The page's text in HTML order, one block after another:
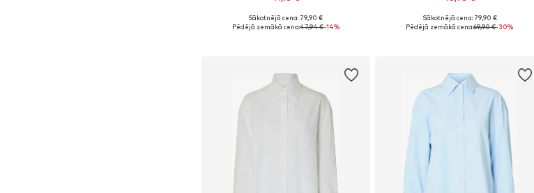
Pieejamie izmēri: XS, S, M, L, XL
Sākotnējā cena: 79,90 €
Pēdējā zemākā cena:47,94 €-14%
Pieejamie izmēri: 36, 38, 40, 42
Sākotnējā cena: 79,90 €
Pēdējā zemākā cena:69,90 €-30%